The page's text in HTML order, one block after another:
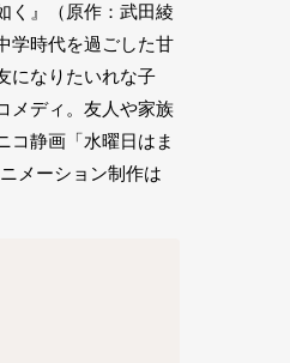
く』（原作：武田綾
学時代を過ごした甘
になりたいれな子
メディ。友人や家族
コ静画「水曜日はま
メーション制作は